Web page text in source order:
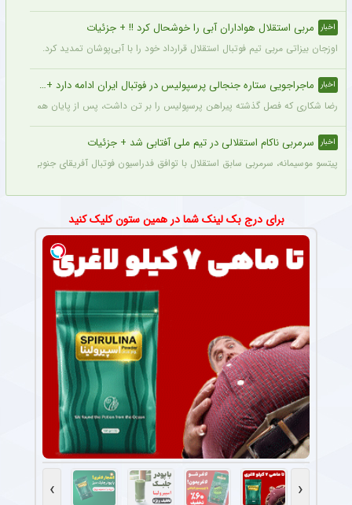
اخبار مربی استقلال هواداران آبی را خوشحال کرد !! + جزئیات
اوزجان بیزاتی مربی تیم فوتبال استقلال قرارداد خود را با آبی‌پوشان تمدید کرد.
اخبار ماجراجویی ستاره جنجالی پرسپولیس در فوتبال ایران ادامه دارد + جزئیات
رضا شکاری که فصل گذشته پیراهن پرسپولیس را بر تن داشت، پس از پایان همکاری با
اخبار سرمربی ناکام استقلالی در تیم ملی آفتابی شد + جزئیات
پیتسو موسیمانه، سرمربی سابق استقلال با توافق فدراسیون فوتبال آفریقای جنوبی
برای درج بک لینک شما در همین ستون کلیک کنید
‹
›